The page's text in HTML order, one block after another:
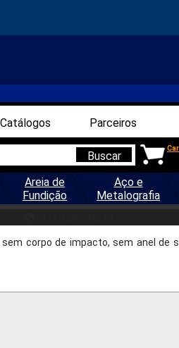
Parceiros
Buscar
Areia de
Fundição
Aço e
Metalografia
corpo de impacto, sem anel de